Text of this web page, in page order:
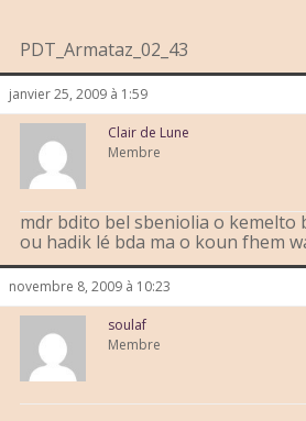
PDT_Armataz_02_43
janvier 25, 2009 à 1:59
Clair de Lune
Membre
mdr bdito bel sbeniolia o kemelto
ou hadik lé bda ma o koun fhem
novembre 8, 2009 à 10:23
soulaf
Membre